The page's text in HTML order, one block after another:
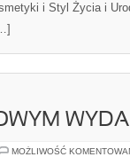
i Styl Życia i
MOŻLIWOŚĆ